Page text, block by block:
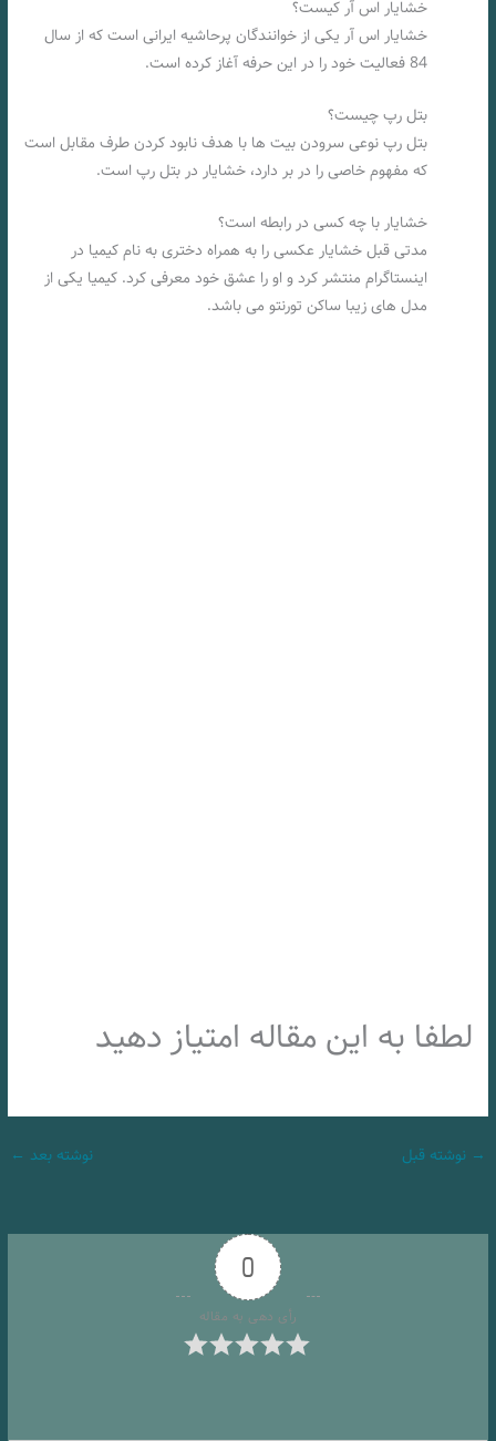
خشایار اس آر کیست؟
خشایار اس آر یکی از خوانندگان پرحاشیه ایرانی است که از سال
84 فعالیت خود را در این حرفه آغاز کرده است.
بتل رپ چیست؟
بتل رپ نوعی سرودن بیت ها با هدف نابود کردن طرف مقابل است
که مفهوم خاصی را در بر دارد، خشایار در بتل رپ است.
خشایار با چه کسی در رابطه است؟
مدتی قبل خشایار عکسی را به همراه دختری به نام کیمیا در
اینستاگرام منتشر کرد و او را عشق خود معرفی کرد. کیمیا یکی از
مدل های زیبا ساکن تورنتو می باشد.
لطفا به این مقاله امتیاز دهید
→ نوشته قبل نوشته بعد ←
0
رأی دهی به مقاله